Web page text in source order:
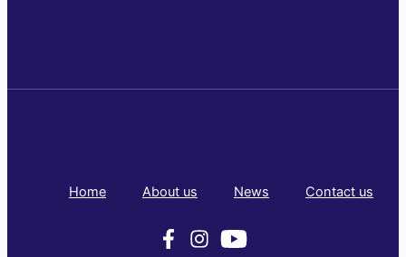
Home About us News Contact us